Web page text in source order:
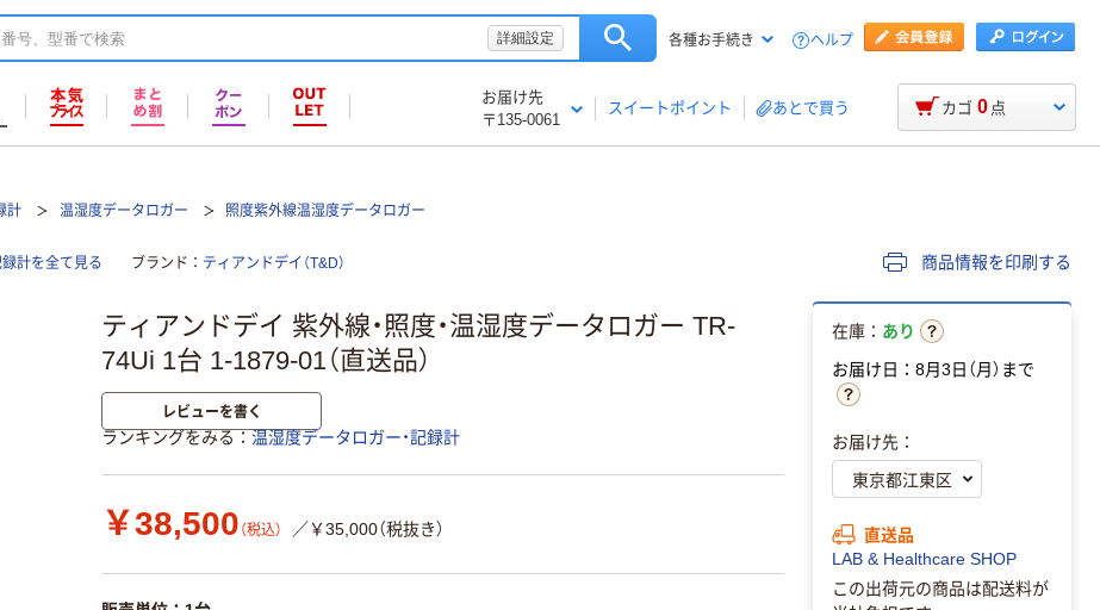
詳細設定 各種お手続き ヘルプ
お届け先
〒135-0061
スイートポイント あとで買う カゴ 0 点
計 温湿度データロガー 照度紫外線温湿度データロガー
計を全て見る ブランド ティアンドデイ（T&D） 商品情報を印刷する
ティアンドデイ 紫外線・照度・温湿度データロガー TR-
74Ui 1台 1-1879-01（直送品）
レビューを書く
ランキングをみる 温湿度データロガー・記録計
￥38,500 （税込） ／￥35,000（税抜き）
在庫： あり
お届け日：8月3日（月）まで
お届け先：
直送品
LAB & Healthcare SHOP
この出荷元の商品は配送料が